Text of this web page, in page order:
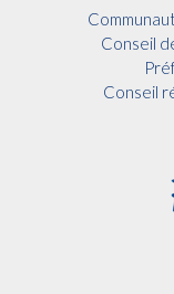
Conseil
Conseil